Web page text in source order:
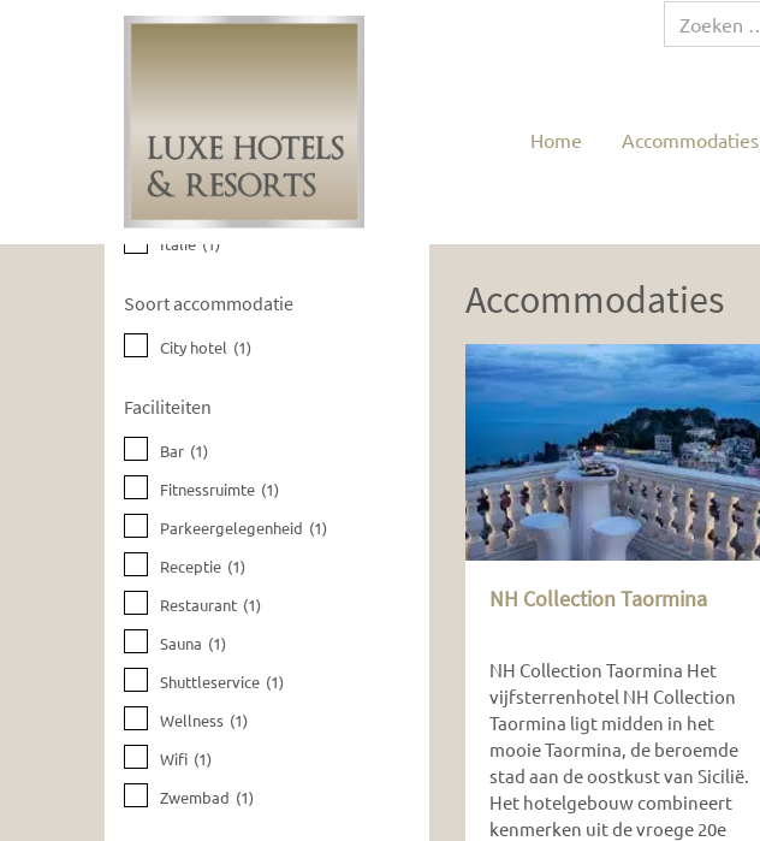
Home Accommodaties
Bestemmingen
Italië (1)
Soort accommodatie
City hotel (1)
Faciliteiten
Bar (1)
Fitnessruimte (1)
Parkeergelegenheid (1)
Receptie (1)
Restaurant (1)
Sauna (1)
Shuttleservice (1)
Wellness (1)
Wifi (1)
Zwembad (1)
Accommodaties
NH Collection Taormina
NH Collection Taormina Het
vijfsterrenhotel NH Collection
Taormina ligt midden in het
mooie Taormina, de beroemde
stad aan de oostkust van Sicilië.
Het hotelgebouw combineert
kenmerken uit de vroege 20e